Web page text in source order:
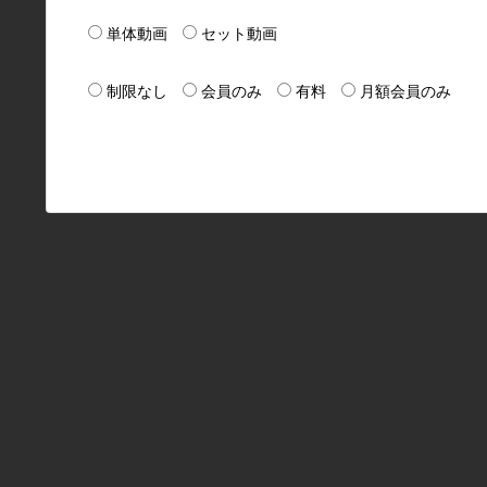
単体動画 セット動画
制限なし 会員のみ 有料 月額会員のみ